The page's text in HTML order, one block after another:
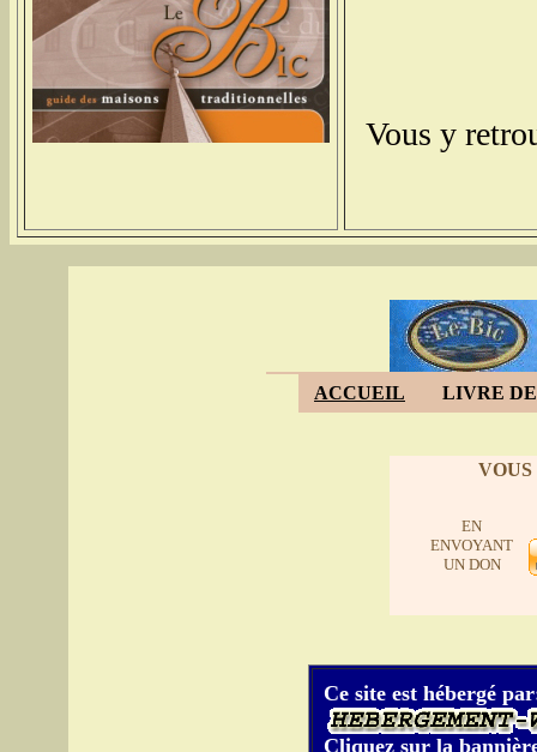
Vous y
ACCUEIL LIVRE
EN
ENVOYANT
UN DON
Ce site est hébergé
Cliquez sur la